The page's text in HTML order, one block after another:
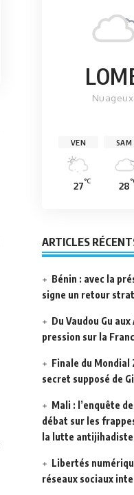
Nuageux
VEN
27°C
SAM
28
ARTICLES
Bénin : avec la
signe un retour
Du Vaudou Gu
pression sur la
Finale du Mondial
secret supposé de
Mali : l’enquête
débat sur les
la lutte antijihadiste
Libertés
réseaux sociaux